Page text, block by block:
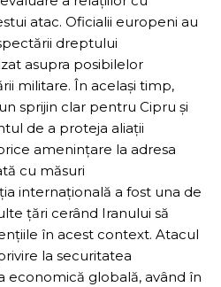
atac. Oficialii europeni au
dreptului
asupra posibilelor
militare. În același timp,
sprijin clar pentru Cipru și
de a proteja aliații
amenințare la adresa
cu măsuri
internațională a fost una de
țări cerând Iranului să
în acest context. Atacul
la securitatea
economică globală, având în